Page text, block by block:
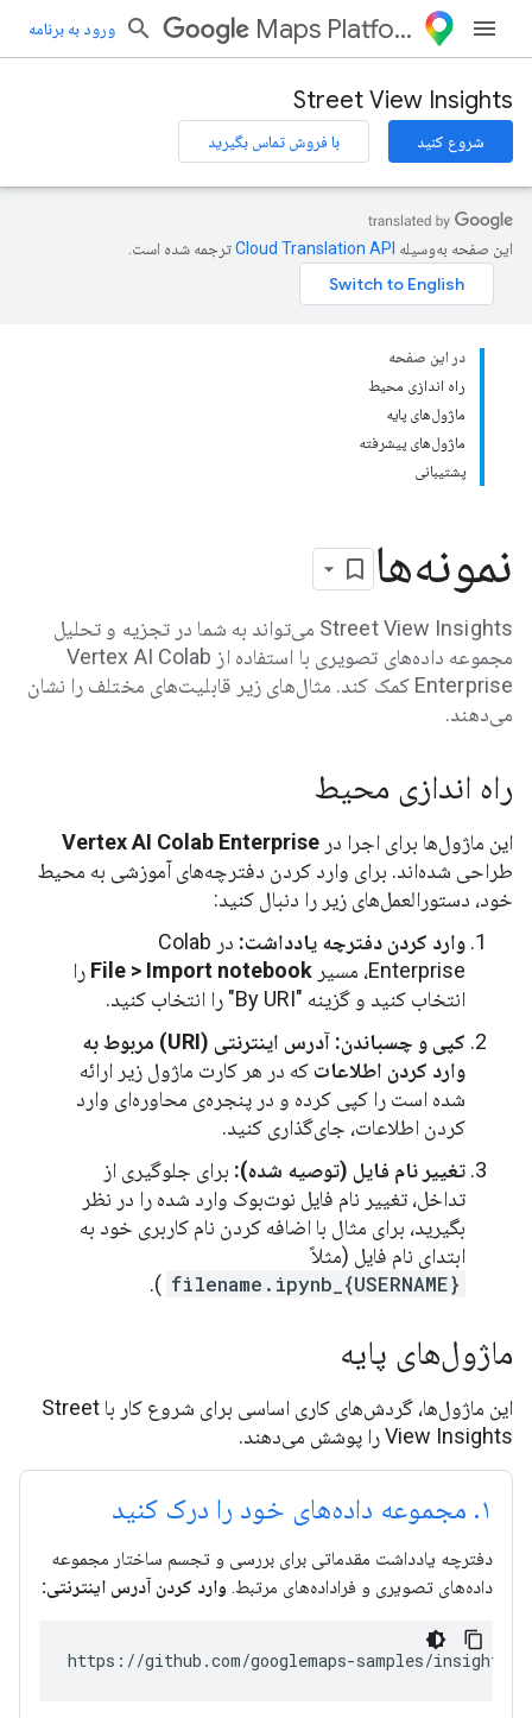
Maps Platform ورود به برنامه
Street View Insights
شروع کنید با فروش تماس بگیرید
این صفحه به‌وسیله ترجمه شده است.
در این صفحه
راه اندازی محیط
ماژول‌های پایه
ماژول‌های پیشرفته
پشتیبانی
نمونه‌ها
Street View Insights می‌تواند به شما در تجزیه و تحلیل
مجموعه داده‌های تصویری با استفاده از Vertex AI Colab
Enterprise کمک کند. مثال‌های زیر قابلیت‌های مختلف را نشان
می‌دهند.
راه اندازی محیط
این ماژول‌ها برای اجرا در Vertex AI Colab Enterprise
طراحی شده‌اند. برای وارد کردن دفترچه‌های آموزشی به محیط
خود، دستورالعمل‌های زیر را دنبال کنید:
وارد کردن دفترچه یادداشت:
در Colab
Enterprise، مسیر
File > Import notebook را
انتخاب کنید و گزینه "By URI" را انتخاب کنید.
کپی و چسباندن:
آدرس اینترنتی (URI) مربوط به
وارد کردن اطلاعات که در هر کارت ماژول زیر ارائه
شده است را کپی کرده و در پنجره‌ی محاوره‌ای وارد
کردن اطلاعات، جای‌گذاری کنید.
تغییر نام فایل (توصیه شده): برای جلوگیری از
تداخل، تغییر نام فایل نوت‌بوک وارد شده را در نظر
بگیرید، برای مثال با اضافه کردن نام کاربری خود به
ابتدای نام فایل (مثلاً
{USERNAME}_filename.ipynb
).
ماژول‌های پایه
این ماژول‌ها، گردش‌های کاری اساسی برای شروع کار با Street
View Insights را پوشش می‌دهند.
۱. مجموعه داده‌های خود را درک کنید
دفترچه یادداشت مقدماتی برای بررسی و تجسم ساختار مجموعه
داده‌های تصویری و فراداده‌های مرتبط. وارد کردن آدرس اینترنتی:
https://github.com/googlemaps-samples/insights-